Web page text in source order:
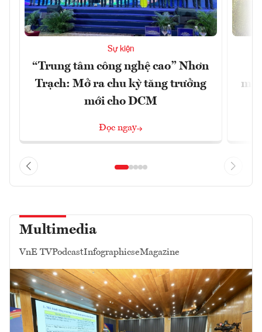
Sự kiện
“Trung tâm công nghệ cao” Nhơn
Trạch: Mở ra chu kỳ tăng trưởng
mới cho DCM
Đọc ngay
Multimedia
VnE TVPodcastInfographicseMagazine